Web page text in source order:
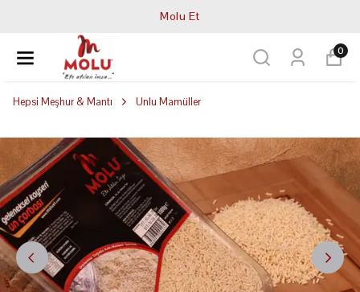
Molu Et
0
Hepsi Meşhur & Mantı Unlu Mamüller